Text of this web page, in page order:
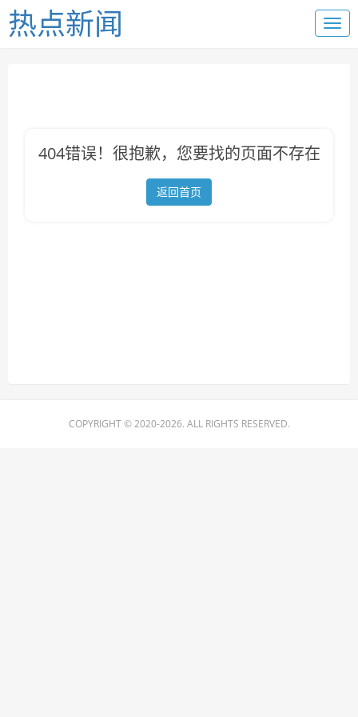
热点新闻
404错误！很抱歉，您要找的页面不存在
返回首页
COPYRIGHT © 2020-2026. ALL RIGHTS RESERVED.